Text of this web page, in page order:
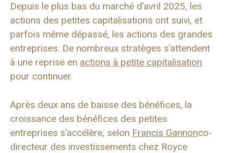
Depuis le plus bas du marché d’avril 2025, les
actions des petites capitalisations ont suivi, et
parfois même dépassé, les actions des grandes
entreprises. De nombreux stratèges s’attendent
à une reprise en actions à petite capitalisation
pour continuer.
Après deux ans de baisse des bénéfices, la
croissance des bénéfices des petites
entreprises s’accélère, selon Francis Gannonco-
directeur des investissements chez Royce